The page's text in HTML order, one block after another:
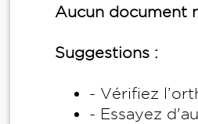
Aucun document
Suggestions :
- Vérifiez
- Essayez